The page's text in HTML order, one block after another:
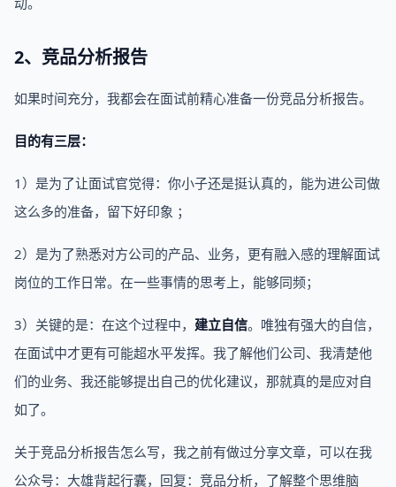
2、竞品分析报告
如果时间充分，我都会在面试前精心准备一份竞品分析报告。
目的有三层：
1）是为了让面试官觉得：你小子还是挺认真的，能为进公司做
这么多的准备，留下好印象 ；
2）是为了熟悉对方公司的产品、业务，更有融入感的理解面试
岗位的工作日常。在一些事情的思考上，能够同频；
3）关键的是：在这个过程中， 建立自信。唯独有强大的自信，
在面试中才更有可能超水平发挥。我了解他们公司、我清楚他
们的业务、我还能够提出自己的优化建议，那就真的是应对自
如了。
关于竞品分析报告怎么写，我之前有做过分享文章，可以在我
公众号：大雄背起行囊，回复：竞品分析，了解整个思维脑